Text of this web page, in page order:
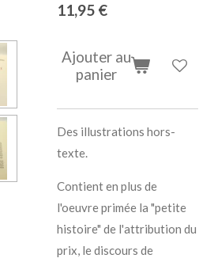
11,95 €
Ajouter au
panier
Des illustrations hors-
texte.
Contient en plus de
l'oeuvre primée la "petite
histoire" de l'attribution du
prix, le discours de